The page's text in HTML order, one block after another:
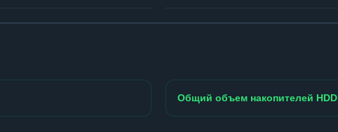
Общий объем накопителей HDD